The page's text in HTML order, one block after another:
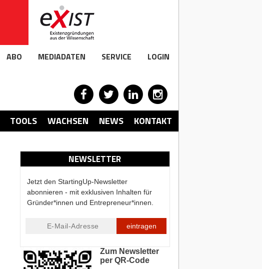
ABO MEDIADATEN SERVICE LOGIN
TOOLS WACHSEN NEWS KONTAKT
NEWSLETTER
Jetzt den StartingUp-Newsletter
abonnieren - mit exklusiven Inhalten für
Gründer*innen und Entrepreneur*innen.
eintragen
Zum Newsletter
per QR-Code